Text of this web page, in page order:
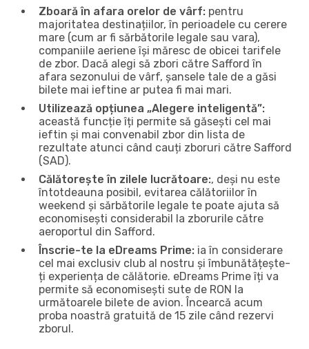
Zboară în afara orelor de vârf: pentru
majoritatea destinațiilor, în perioadele cu cerere
mare (cum ar fi sărbătorile legale sau vara),
companiile aeriene își măresc de obicei tarifele
de zbor. Dacă alegi să zbori către Safford în
afara sezonului de vârf, șansele tale de a găsi
bilete mai ieftine ar putea fi mai mari.
Utilizează opțiunea „Alegere inteligentă”:
această funcție îți permite să găsești cel mai
ieftin și mai convenabil zbor din lista de
rezultate atunci când cauți zboruri către Safford
(SAD).
Călătorește în zilele lucrătoare:, deși nu este
întotdeauna posibil, evitarea călătoriilor în
weekend și sărbătorile legale te poate ajuta să
economisești considerabil la zborurile către
aeroportul din Safford.
Înscrie-te la eDreams Prime: ia în considerare
cel mai exclusiv club al nostru și îmbunătățește-
ți experiența de călătorie. eDreams Prime îți va
permite să economisești sute de RON la
următoarele bilete de avion. Încearcă acum
proba noastră gratuită de 15 zile când rezervi
zborul.